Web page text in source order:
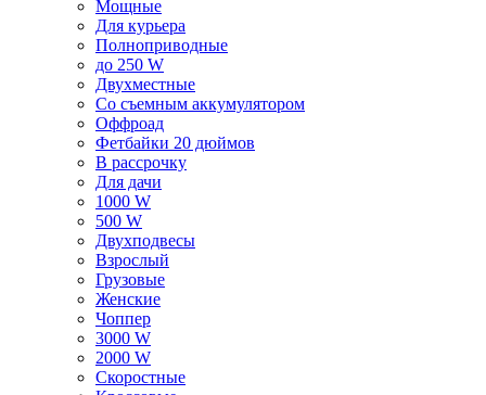
Мощные
Для курьера
Полноприводные
до 250 W
Двухместные
Со съемным аккумулятором
Оффроад
Фетбайки 20 дюймов
В рассрочку
Для дачи
1000 W
500 W
Двухподвесы
Взрослый
Грузовые
Женские
Чоппер
3000 W
2000 W
Скоростные